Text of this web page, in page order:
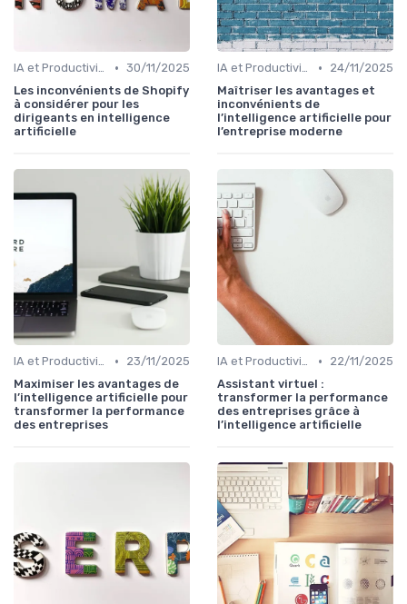
IA et Productivité • 30/11/2025
Les inconvénients de Shopify
à considérer pour les
dirigeants en intelligence
artificielle
IA et Productivité •
24/11/2025
Maîtriser les avantages et
inconvénients de
l’intelligence artificielle pour
l’entreprise moderne
IA et Productivité •
23/11/2025
Maximiser les avantages de
l’intelligence artificielle pour
transformer la performance
des entreprises
IA et Productivité •
22/11/2025
Assistant virtuel :
transformer la performance
des entreprises grâce à
l’intelligence artificielle